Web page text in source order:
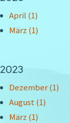
April (1)
März (1)
2023
Dezember (1)
August (1)
März (1)